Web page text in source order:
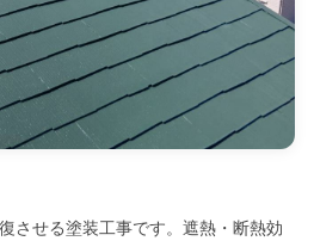
させる塗装工事です。遮熱・断熱効